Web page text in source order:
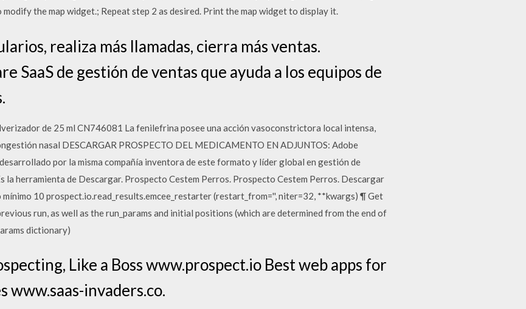
the map widget.; Repeat step 2 as desired. Print the map widget to display it.
realiza más llamadas, cierra más ventas.
SaaS de gestión de ventas que ayuda a los equipos de
de 25 ml CN746081 La fenilefrina posee una acción vasoconstrictora local intensa,
nasal DESCARGAR PROSPECTO DEL MEDICAMENTO EN ADJUNTOS: Adobe
por la misma compañía inventora de este formato y líder global en gestión de
la herramienta de Descargar. Prospecto Cestem Perros. Prospecto Cestem Perros. Descargar
10 prospect.io.read_results.emcee_restarter (restart_from='', niter=32, **kwargs) ¶ Get
run, as well as the run_params and initial positions (which are determined from the end of
dictionary)
Like a Boss www.prospect.io Best web apps for
www.saas-invaders.co.